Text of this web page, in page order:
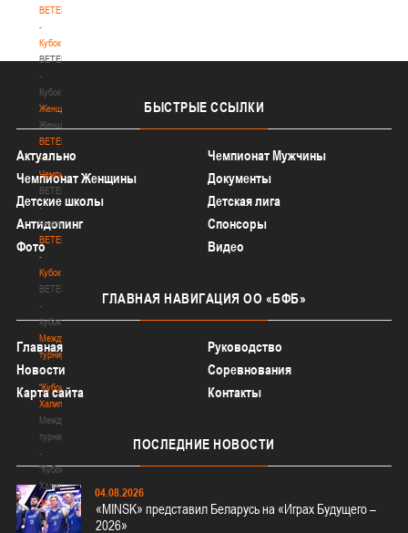
BETERA
-
Кубок
BETERA
-
Кубок
Женщины
Женщины
BETERA
-
Чемпионат
BETERA
-
Чемпионат
BETERA
-
Кубок
BETERA
-
Кубок
Международный
турнир
-
"Кубок
Халипского"
Международный
турнир
-
"Кубок
Халипского"
3x3
3x3
БЫСТРЫЕ ССЫЛКИ
Актуально
Чемпионат Мужчины
Чемпионат Женщины
Документы
Детские школы
Детская лига
Антидопинг
Спонсоры
Фото
Видео
ГЛАВНАЯ НАВИГАЦИЯ ОО «БФБ»
Главная
Руководство
Новости
Соревнования
Карта сайта
Контакты
ПОСЛЕДНИЕ НОВОСТИ
04.08.2026
«MINSK» представил Беларусь на «Играх Будущего –
2026»